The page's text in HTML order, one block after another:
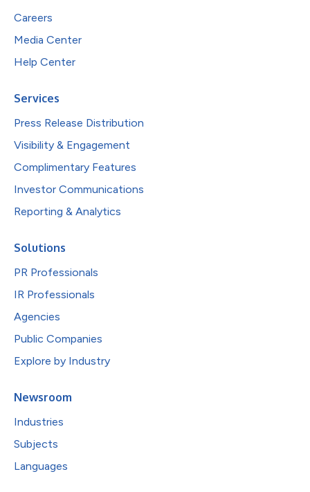
Careers
Media Center
Help Center
Services
Press Release Distribution
Visibility & Engagement
Complimentary Features
Investor Communications
Reporting & Analytics
Solutions
PR Professionals
IR Professionals
Agencies
Public Companies
Explore by Industry
Newsroom
Industries
Subjects
Languages